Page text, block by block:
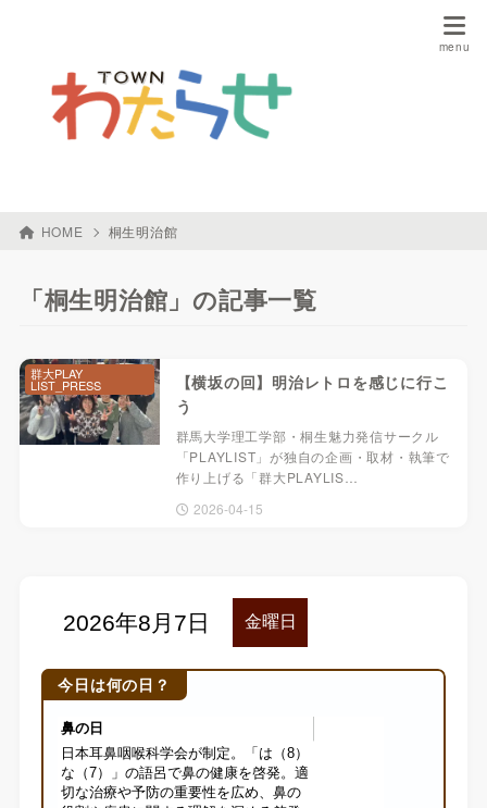
HOME 桐生明治館
「桐生明治館」の記事一覧
【横坂の回】明治レトロを感じに行こ
う
群馬大学理工学部・桐生魅力発信サークル
「PLAYLIST」が独自の企画・取材・執筆で
作り上げる「群大PLAYLIS…
2026-04-15
群大PLAY
LIST_PRESS
今日は何の日？